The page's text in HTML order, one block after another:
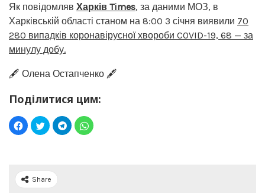
Як повідомляв Харків Times, за даними МОЗ, в
Харківській області станом на 8:00 3 січня виявили 70
280 випадків коронавірусної хвороби COVID-19, 68 — за
минулу добу.
🖋️ Олена Остапченко 🖋️
Поділитися цим:
Share